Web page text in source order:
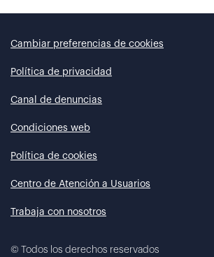
Cambiar preferencias de cookies
Política de privacidad
Canal de denuncias
Condiciones web
Política de cookies
Centro de Atención a Usuarios
Trabaja con nosotros
© Todos los derechos reservados